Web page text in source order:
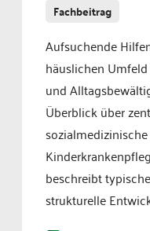
Fachbeitrag
Aufsuchende
häuslichen
und
Überblick über
beschreibt
strukturelle